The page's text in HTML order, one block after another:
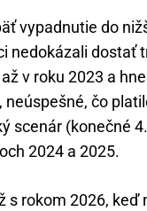
vypadnutie do
nedokázali dostať
v roku 2023 a
čo
scenár (konečné
2024 a 2025.
s rokom 2026, keď